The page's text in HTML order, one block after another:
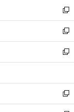
く
で
開
く
ド
ウ
で
開
く
ィ
ン
ド
ウ
で
開
い
ウ
ィ
ン
ド
ウ
開
く
新
し
い
ウ
ィ
ン
ウ
で
開
新
し
い
ウ
ン
ド
ウ
新
し
ウ
ィ
ン
新
し